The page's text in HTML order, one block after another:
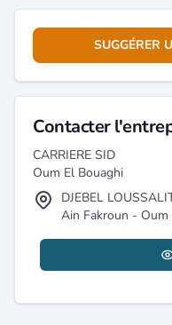
SUGGÉRER
Contacter
CARRIERE SID
Oum El Bouaghi
DJEBEL
Ain Fakroun - Oum